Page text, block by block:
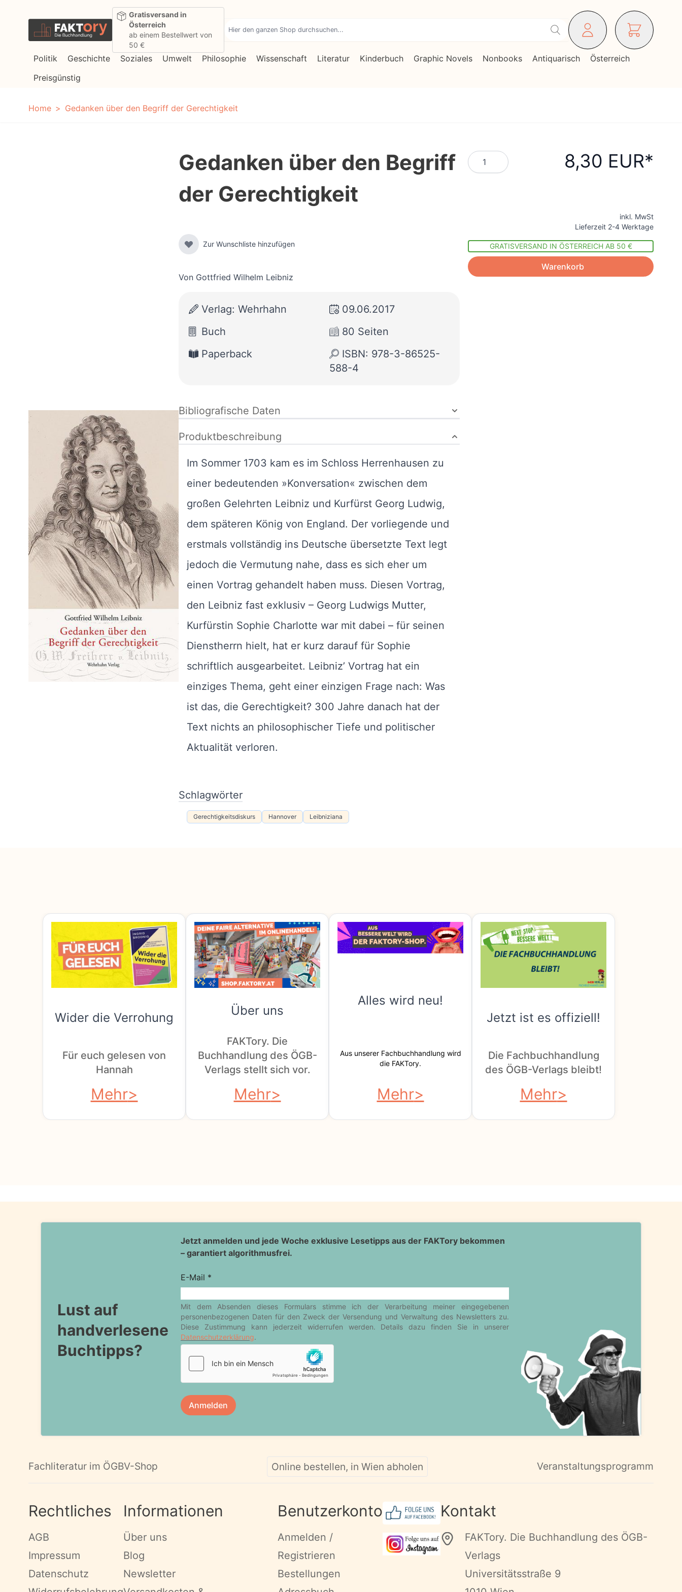
Gratisversand in
Österreich
ab einem Bestellwert von
50 €
Politik Geschichte Soziales Umwelt Philosophie Wissenschaft Literatur Kinderbuch Graphic Novels Nonbooks Antiquarisch
Österreich
Preisgünstig
Home Gedanken über den Begriff der Gerechtigkeit
Gedanken über den Begriff
der Gerechtigkeit
Zur Wunschliste hinzufügen
Von Gottfried Wilhelm Leibniz
Verlag: Wehrhahn
09.06.2017
Buch
80 Seiten
Paperback
ISBN: 978-3-86525-
588-4
Bibliografische Daten
Produktbeschreibung
Im Sommer 1703 kam es im Schloss Herrenhausen zu
einer bedeutenden »Konversation« zwischen dem
großen Gelehrten Leibniz und Kurfürst Georg Ludwig,
dem späteren König von England. Der vorliegende und
erstmals vollständig ins Deutsche übersetzte Text legt
jedoch die Vermutung nahe, dass es sich eher um
einen Vortrag gehandelt haben muss. Diesen Vortrag,
den Leibniz fast exklusiv – Georg Ludwigs Mutter,
Kurfürstin Sophie Charlotte war mit dabei – für seinen
Dienstherrn hielt, hat er kurz darauf für Sophie
schriftlich ausgearbeitet. Leibniz’ Vortrag hat ein
einziges Thema, geht einer einzigen Frage nach: Was
ist das, die Gerechtigkeit? 300 Jahre danach hat der
Text nichts an philosophischer Tiefe und politischer
Aktualität verloren.
Schlagwörter
Gerechtigkeitsdiskurs Hannover Leibniziana
Menge 8,30 EUR
inkl. MwSt
Lieferzeit 2-4 Werktage
GRATISVERSAND IN ÖSTERREICH AB 50 €
Warenkorb
Wider die Verrohung
Für euch gelesen von
Hannah
Mehr
Über uns
FAKTory. Die
Buchhandlung des ÖGB-
Verlags stellt sich vor.
Mehr
Alles wird neu!
Aus unserer Fachbuchhandlung wird
die FAKTory.
Mehr
Jetzt ist es offiziell!
Die Fachbuchhandlung
des ÖGB-Verlags bleibt!
Mehr
Lust auf
handverlesene
Buchtipps?
Fachliteratur im ÖGBV-Shop Online bestellen, in Wien abholen Veranstaltungsprogramm
Rechtliches
AGB
Impressum
Datenschutz
Informationen
Über uns
Blog
Newsletter
Benutzerkonto
Anmelden /
Registrieren
Bestellungen
Kontakt
FAKTory. Die Buchhandlung des ÖGB-
Verlags
Universitätsstraße 9